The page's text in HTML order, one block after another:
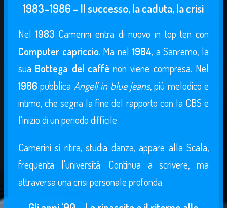
1983–1986 – Il successo, la caduta, la crisi
Nel 1983 Camerini entra di nuovo in top ten con
Computer capriccio. Ma nel 1984, a Sanremo, la
sua Bottega del caffè non viene compresa. Nel
1986 pubblica Angeli in blue jeans, più melodico e
intimo, che segna la fine del rapporto con la CBS e
l'inizio di un periodo difficile.
Camerini si ritira, studia danza, appare alla Scala,
frequenta l'università. Continua a scrivere, ma
attraversa una crisi personale profonda.